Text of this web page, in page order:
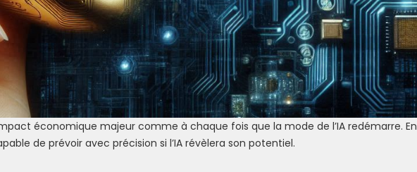
économique majeur comme à chaque fois que la mode de l’IA redémarre. En
de prévoir avec précision si l’IA révèlera son potentiel.